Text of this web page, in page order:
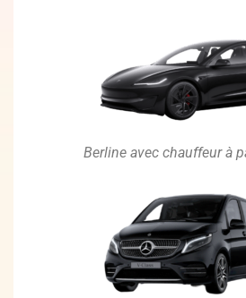
Berline avec chauffeur à